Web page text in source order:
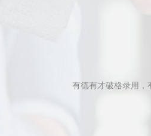
有德有才破格录用，